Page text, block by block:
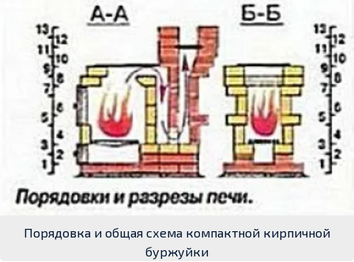
Порядовка и общая схема компактной кирпичной
буржуйки